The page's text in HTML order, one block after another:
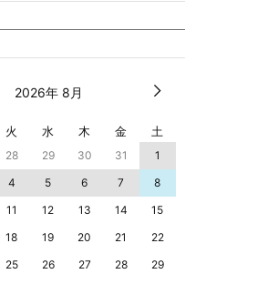
2026年 8月
火 水 木 金 土
28 29 30 31
1
4 5 6 7
8
11 12 13 14
15
18 19 20 21
22
25 26 27 28 29